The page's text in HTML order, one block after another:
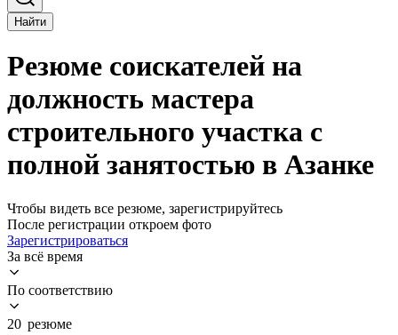
Найти
Резюме соискателей на
должность мастера
строительного участка с
полной занятостью в Азанке
Чтобы видеть все резюме, зарегистрируйтесь
После регистрации откроем фото
Зарегистрироваться
За всё время
По соответствию
20 резюме